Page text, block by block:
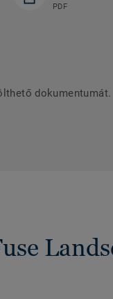
PDF
dokumentumát.